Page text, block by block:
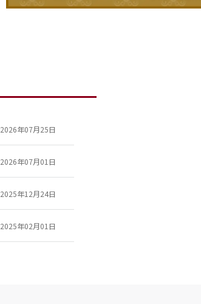
2026年07月25日
2026年07月01日
2025年12月24日
2025年02月01日